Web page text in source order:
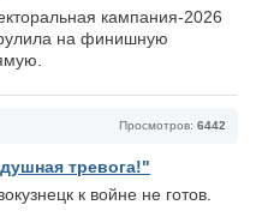
кампания-2026
на финишную
Просмотров: 6442
тревога!"
к войне не готов.